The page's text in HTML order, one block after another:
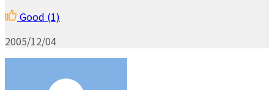
Good (1)
2005/12/04